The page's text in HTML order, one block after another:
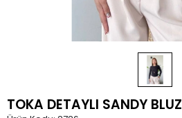
TOKA DETAYLI SANDY BLUZ